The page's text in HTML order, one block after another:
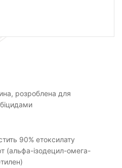
розроблена для
90% етоксилату
(альфа-ізодецил-омега-